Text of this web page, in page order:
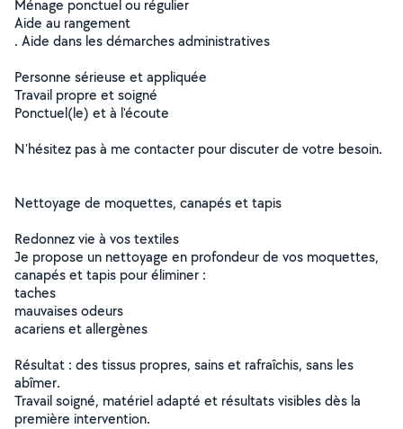
Ménage ponctuel ou régulier
Aide au rangement
. Aide dans les démarches administratives
Personne sérieuse et appliquée
Travail propre et soigné
Ponctuel(le) et à l'écoute
N'hésitez pas à me contacter pour discuter de votre besoin.
Nettoyage de moquettes, canapés et tapis
Redonnez vie à vos textiles
Je propose un nettoyage en profondeur de vos moquettes,
canapés et tapis pour éliminer :
taches
mauvaises odeurs
acariens et allergènes
Résultat : des tissus propres, sains et rafraîchis, sans les
abîmer.
Travail soigné, matériel adapté et résultats visibles dès la
première intervention.